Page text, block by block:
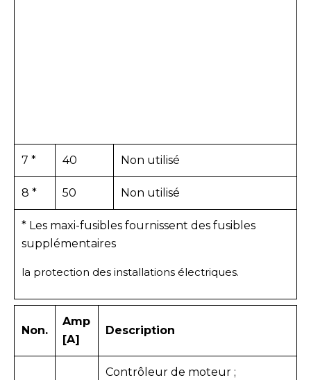
7 * 40 Non utilisé
8 * 50 Non utilisé
* Les maxi-fusibles fournissent des fusibles
supplémentaires
la protection des installations électriques.
Non.
Amp
[A]
Description
Contrôleur de moteur ;